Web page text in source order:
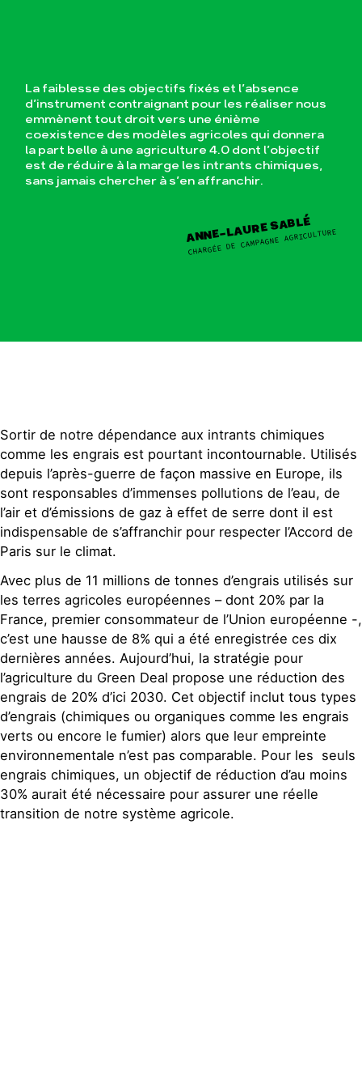
La faiblesse des objectifs fixés et l’absence
d’instrument contraignant pour les réaliser nous
emmènent tout droit vers une énième
coexistence des modèles agricoles qui donnera
la part belle à une agriculture 4.0 dont l’objectif
est de réduire à la marge les intrants chimiques,
sans jamais chercher à s’en affranchir.
ANNE-LAURE SABLÉ
CHARGÉE DE CAMPAGNE AGRICULTURE
Sortir de notre dépendance aux intrants chimiques
comme les engrais est pourtant incontournable. Utilisés
depuis l’après-guerre de façon massive en Europe, ils
sont responsables d’immenses pollutions de l’eau, de
l’air et d’émissions de gaz à effet de serre dont il est
indispensable de s’affranchir pour respecter l’Accord de
Paris sur le climat.
Avec plus de 11 millions de tonnes d’engrais utilisés sur
les terres agricoles européennes – dont 20% par la
France, premier consommateur de l’Union européenne -,
c’est une hausse de 8% qui a été enregistrée ces dix
dernières années. Aujourd’hui, la stratégie pour
l’agriculture du Green Deal propose une réduction des
engrais de 20% d’ici 2030. Cet objectif inclut tous types
d’engrais (chimiques ou organiques comme les engrais
verts ou encore le fumier) alors que leur empreinte
environnementale n’est pas comparable. Pour les seuls
engrais chimiques, un objectif de réduction d’au moins
30% aurait été nécessaire pour assurer une réelle
transition de notre système agricole.